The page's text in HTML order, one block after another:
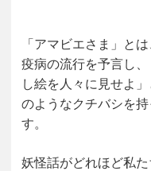
「アマビエさま」と
疫病の流行を予言し
し絵を人々に見せよ
のようなクチバシを
す。
妖怪話がどれほど私